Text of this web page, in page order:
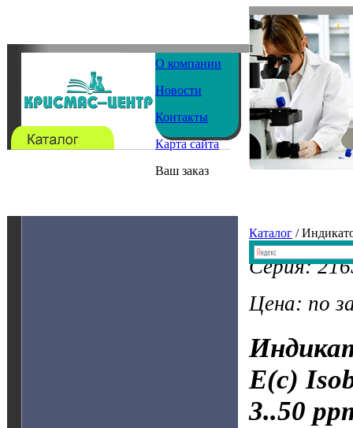
О компании
Новости
Контакты
Карта сайта
Ваш заказ
Каталог /
Серия:
Цена: по
E(c)
3..50